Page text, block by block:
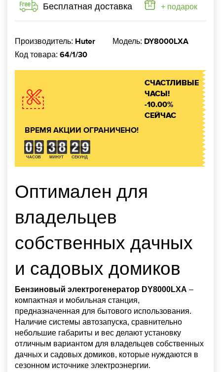
Бесплатная доставка + подарок
Производитель: Huter Модель: DY8000LXA
Код товара: 64/1/30
СЧАСТЛИВЫЕ
ЧАСЫ!
-10.00%
СЕЙЧАС
ВРЕМЯ АКЦИИ ОГРАНИЧЕНО!
ЧАСОВ МИНУТ СЕКУНД
Оптимален для
владельцев
собственных дачных
и садовых домиков
Бензиновый электрогенератор DY8000LXA –
компактная и мобильная станция,
предназначенная для бытового использования.
Наличие системы автозапуска, сравнительно
небольшие габариты и вес делают установку
отличным вариантом для владельцев собственных
дачных и садовых домиков, которые нуждаются в
сезонном источнике электроэнергии.